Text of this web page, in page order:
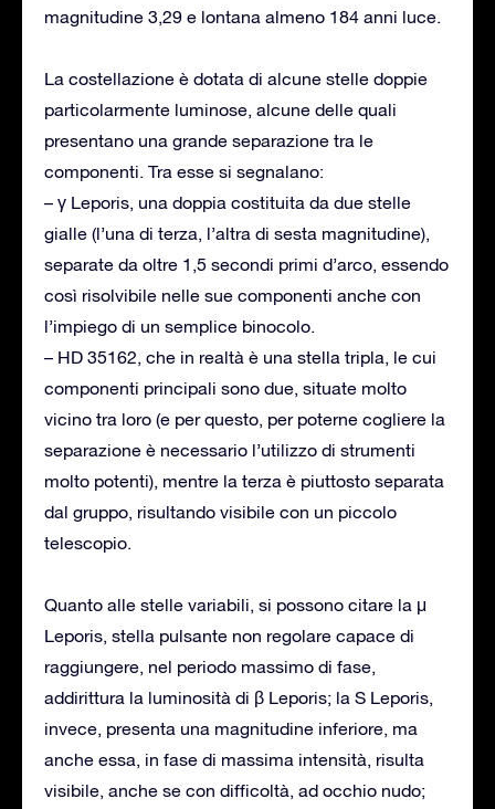
magnitudine 3,29 e lontana almeno 184 anni luce.
La costellazione è dotata di alcune stelle doppie
particolarmente luminose, alcune delle quali
presentano una grande separazione tra le
componenti. Tra esse si segnalano:
– γ Leporis, una doppia costituita da due stelle
gialle (l’una di terza, l’altra di sesta magnitudine),
separate da oltre 1,5 secondi primi d’arco, essendo
così risolvibile nelle sue componenti anche con
l’impiego di un semplice binocolo.
– HD 35162, che in realtà è una stella tripla, le cui
componenti principali sono due, situate molto
vicino tra loro (e per questo, per poterne cogliere la
separazione è necessario l’utilizzo di strumenti
molto potenti), mentre la terza è piuttosto separata
dal gruppo, risultando visibile con un piccolo
telescopio.
Quanto alle stelle variabili, si possono citare la μ
Leporis, stella pulsante non regolare capace di
raggiungere, nel periodo massimo di fase,
addirittura la luminosità di β Leporis; la S Leporis,
invece, presenta una magnitudine inferiore, ma
anche essa, in fase di massima intensità, risulta
visibile, anche se con difficoltà, ad occhio nudo;